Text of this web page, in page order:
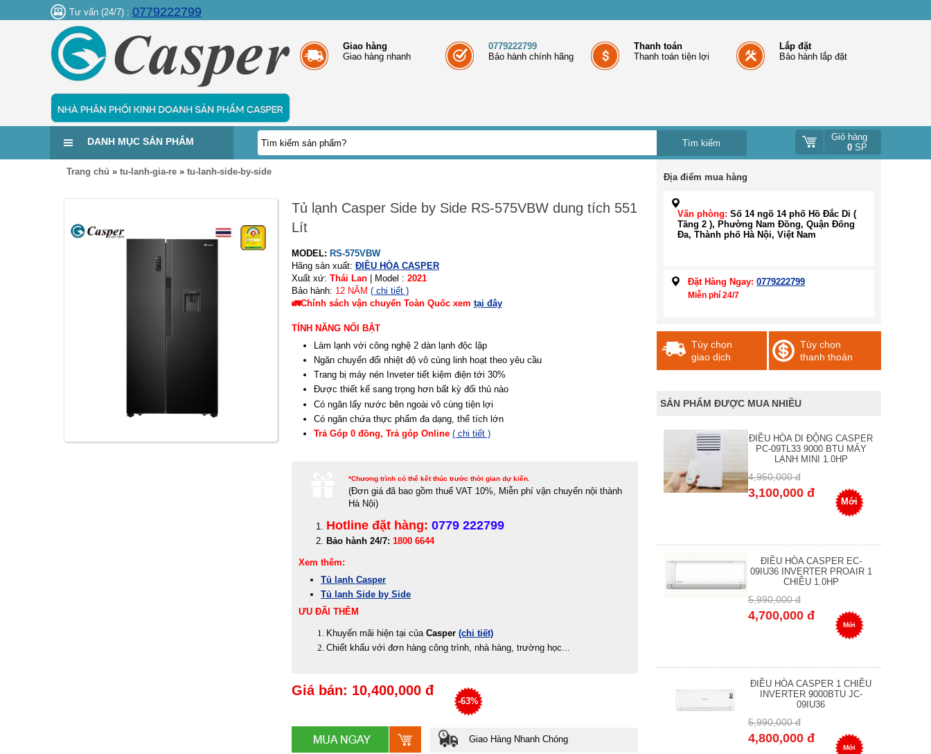
Tư vấn (24/7) : 0779222799
Giao hàng
Giao hàng nhanh
0779222799
Bảo hành chính hãng
Thanh toán
Thanh toán tiện lợi
Lắp đặt
Bảo hành lắp đặt
Giỏ hàng
0 SP
DANH MỤC SẢN PHẨM
Trang chủ » tu-lanh-gia-re » tu-lanh-side-by-side
Tủ lạnh Casper Side by Side RS-575VBW dung tích 551
Lít
MODEL: RS-575VBW
Hãng sản xuất: ĐIỀU HÒA CASPER
Xuất xứ: Thái Lan Model : 2021
Bảo hành: 12 NĂM ( chi tiết )
🚛Chính sách vận chuyển Toàn Quốc xem tại đây
TÍNH NĂNG NỔI BẬT
Làm lạnh với công nghệ 2 dàn lạnh độc lập
Ngăn chuyển đổi nhiệt độ vô cùng linh hoạt theo yêu cầu
Trang bị máy nén Inveter tiết kiệm điện tới 30%
Được thiết kế sang trọng hơn bất kỳ đối thủ nào
Có ngăn lấy nước bên ngoài vô cùng tiện lợi
Có ngăn chứa thực phẩm đa dạng, thể tích lớn
Trả Góp 0 đồng, Trả góp Online( chi tiết )
*Chương trình có thể kết thúc trước thời gian dự kiến.
(Đơn giá đã bao gồm thuế VAT 10%, Miễn phí vận chuyển nội thành
Hà Nội)
Hotline đặt hàng: 0779 222799
Bảo hành 24/7: 1800 6644
Xem thêm:
Tủ lạnh Casper
Tủ lạnh Side by Side
ƯU ĐÃI THÊM
Khuyến mãi hiện tại của Casper (chi tiết)
Chiết khấu với đơn hàng công trình, nhà hàng, trường học...
Giá bán: 10,400,000 đ
-63%
Giao Hàng Nhanh Chóng
Địa điểm mua hàng
Văn phòng: Số 14 ngõ 14 phố Hồ Đắc Di (
Tầng 2 ), Phường Nam Đồng, Quận Đống
Đa, Thành phố Hà Nội, Việt Nam
Đặt Hàng Ngay: 0779222799
Miễn phí 24/7
Tùy chọn
giao dịch
Tùy chọn
thanh thoán
SẢN PHẨM ĐƯỢC MUA NHIỀU
ĐIỀU HÒA DI ĐỘNG CASPER
PC-09TL33 9000 BTU MÁY
LẠNH MINI 1.0HP
4,950,000 đ
3,100,000 đ
Mới
ĐIỀU HÒA CASPER EC-
09IU36 INVERTER PROAIR 1
CHIỀU 1.0HP
5,990,000 đ
4,700,000 đ
Mới
ĐIỀU HÒA CASPER 1 CHIỀU
INVERTER 9000BTU JC-
09IU36
5,990,000 đ
4,800,000 đ
Mới